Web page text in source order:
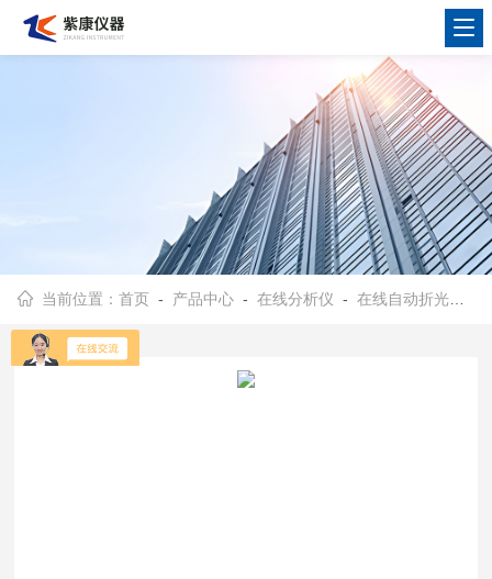
当前位置：首页 - 产品中心 -在线分析仪 -在线自动折光仪